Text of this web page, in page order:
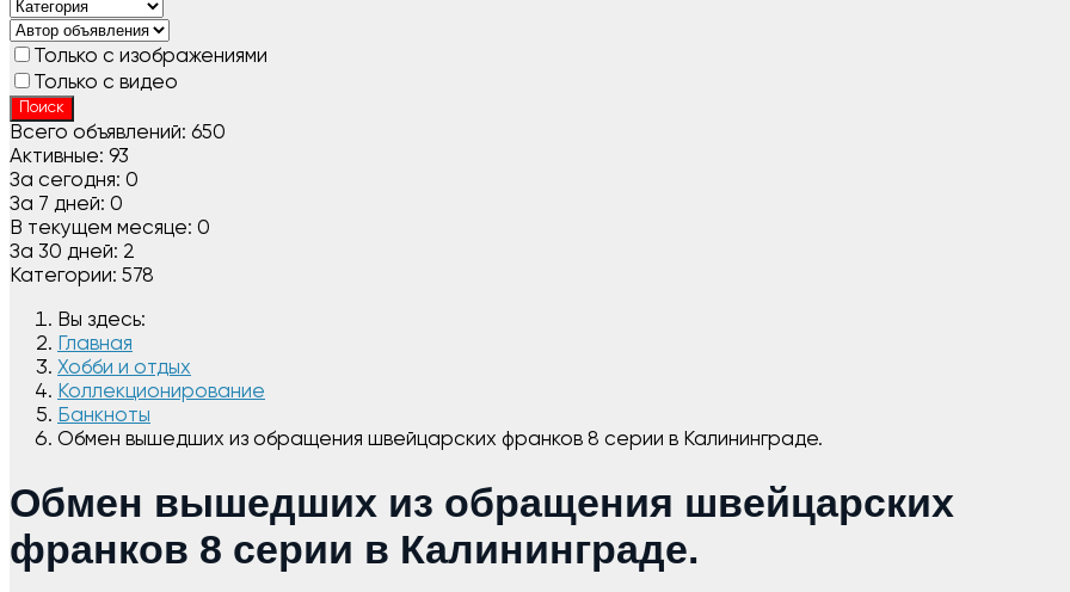
Только с изображениями
Только с видео
Поиск
Всего объявлений: 650
Активные: 93
За сегодня: 0
За 7 дней: 0
В текущем месяце: 0
За 30 дней: 2
Категории: 578
Вы здесь:
Главная
Хобби и отдых
Коллекционирование
Банкноты
Обмен вышедших из обращения швейцарских франков 8 серии в Калининграде.
Обмен вышедших из обращения швейцарских
франков 8 серии в Калининграде.